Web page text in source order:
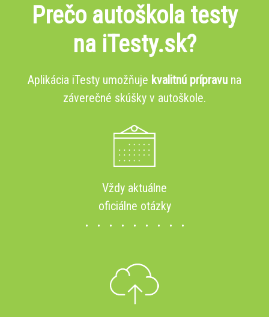
Prečo autoškola testy
na iTesty.sk?
Aplikácia iTesty umožňuje kvalitnú prípravu na
záverečné skúšky v autoškole.
Vždy aktuálne
oficiálne otázky